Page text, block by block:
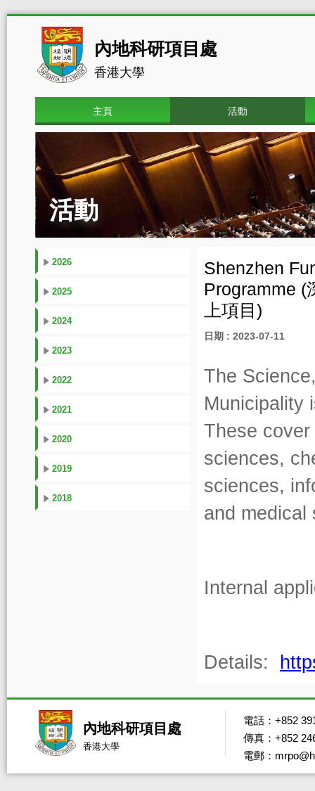
內地科研項目處
香港大學
主頁 活動
活動
2026
2025
2024
2023
2022
2021
2020
2019
2018
Shenzhen
Programme (
上項目)
日期 : 2023-07-11
The
Municipality
These
sciences,
sciences,
and medical
Internal
Details:
內地科研項目處
香港大學
電話：+852
傳真：+852
電郵：